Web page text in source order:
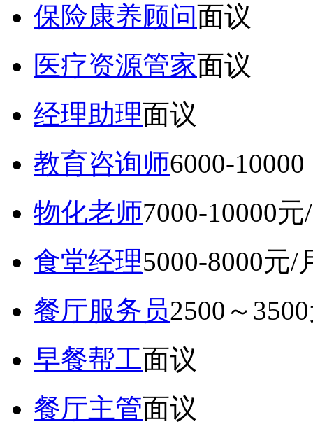
保险康养顾问面议
医疗资源管家面议
经理助理面议
教育咨询师6000-
物化老师7000-10000元
食堂经理5000-8000元/
餐厅服务员2500～
早餐帮工面议
餐厅主管面议